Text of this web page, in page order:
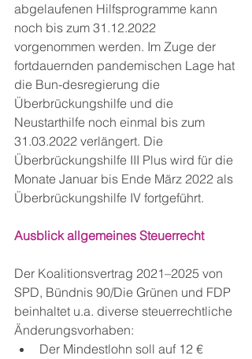
abgelaufenen Hilfsprogramme kann
noch bis zum 31.12.2022
vorgenommen werden. Im Zuge der
fortdauernden pandemischen Lage hat
die Bun-desregierung die
Überbrückungshilfe und die
Neustarthilfe noch einmal bis zum
31.03.2022 verlängert. Die
Überbrückungshilfe III Plus wird für die
Monate Januar bis Ende März 2022 als
Überbrückungshilfe IV fortgeführt.
Ausblick allgemeines Steuerrecht
Der Koalitionsvertrag 2021–2025 von
SPD, Bündnis 90/Die Grünen und FDP
beinhaltet u.a. diverse steuerrechtliche
Änderungsvorhaben:
Der Mindestlohn soll auf 12 €